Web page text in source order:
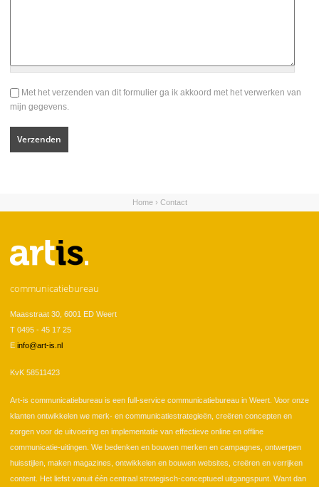
Voorwaarden*
Met het verzenden van dit formulier ga ik akkoord met het verwerken van
mijn gegevens.
U bent hier
Home› Contact
communicatiebureau
Maasstraat 30, 6001 ED Weert
T 0495 - 45 17 25
E info@art-is.nl
KvK 58511423
Art-is communicatiebureau is een full-service communicatiebureau in Weert. Voor onze
klanten ontwikkelen we merk- en communicatiestrategieën, creëren concepten en
zorgen voor de uitvoering en implementatie van effectieve online en offline
communicatie-uitingen. We bedenken en bouwen merken en campagnes, ontwerpen
huisstijlen, maken magazines, ontwikkelen en bouwen websites, creëren en verrijken
content. Het liefst vanuit één centraal strategisch-conceptueel uitgangspunt. Want dan